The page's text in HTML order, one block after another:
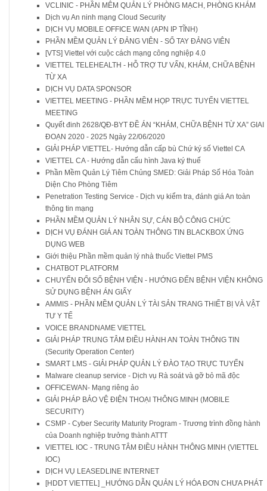
VCLINIC - PHẦN MÊM QUẢN LÝ PHÒNG MẠCH, PHÒNG KHÁM
Dịch vụ An ninh mạng Cloud Security
DỊCH VỤ MOBILE OFFICE WAN (APN IP TĨNH)
PHẦN MỀM QUẢN LÝ ĐẢNG VIÊN - SỔ TAY ĐẢNG VIÊN
[VTS] Viettel với cuộc cách mạng công nghiệp 4.0
VIETTEL TELEHEALTH - HỖ TRỢ TƯ VẤN, KHÁM, CHỮA BỆNH
TỪ XA
DỊCH VỤ DATA SPONSOR
VIETTEL MEETING - PHẦN MỀM HỌP TRỰC TUYẾN VIETTEL
MEETING
Quyết đinh 2628/QĐ-BYT ĐỀ ÁN “KHÁM, CHỮA BỆNH TỪ XA” GIAI
ĐOẠN 2020 - 2025 Ngày 22/06/2020
GIẢI PHÁP VIETTEL- Hướng dẫn cấp bù Chứ ký số Viettel CA
VIETTEL CA - Hướng dẫn cấu hình Java ký thuế
Phần Mềm Quản Lý Tiêm Chủng SMED: Giải Pháp Số Hóa Toàn
Diện Cho Phòng Tiêm
Penetration Testing Service - Dịch vụ kiểm tra, đánh giá An toàn
thông tin mạng
PHẦN MỀM QUẢN LÝ NHÂN SỰ, CÁN BỘ CÔNG CHỨC
DỊCH VỤ ĐÁNH GIÁ AN TOÀN THÔNG TIN BLACKBOX ỨNG
DỤNG WEB
Giới thiệu Phần mềm quản lý nhà thuốc Viettel PMS
CHATBOT PLATFORM
CHUYỂN ĐỔI SỐ BỆNH VIỆN - HƯỚNG ĐẾN BỆNH VIỆN KHÔNG
SỬ DỤNG BỆNH ÁN GIẤY
AMMIS - PHẦN MỀM QUẢN LÝ TÀI SẢN TRANG THIẾT BỊ VÀ VẬT
TƯ Y TẾ
VOICE BRANDNAME VIETTEL
GIẢI PHÁP TRUNG TÂM ĐIỀU HÀNH AN TOÀN THÔNG TIN
(Security Operation Center)
SMART LMS - GIẢI PHÁP QUẢN LÝ ĐÀO TẠO TRỰC TUYẾN
Malware cleanup service - Dịch vụ Rà soát và gỡ bỏ mã độc
OFFICEWAN- Mạng riêng ảo
GIẢI PHÁP BẢO VỆ ĐIỆN THOẠI THÔNG MINH (MOBILE
SECURITY)
CSMP - Cyber Security Maturity Program - Trương trình đồng hành
của Doanh nghiệp trưởng thành ATTT
VIETTEL IOC - TRUNG TÂM ĐIỀU HÀNH THÔNG MINH (VIETTEL
IOC)
DỊCH VỤ LEASEDLINE INTERNET
[HDDT VIETTEL] _HƯỚNG DẪN QUẢN LÝ HÓA ĐƠN CHƯA PHÁT